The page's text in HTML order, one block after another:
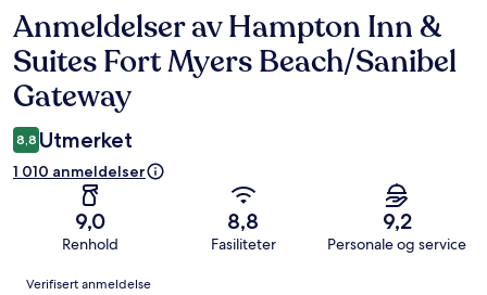
Anmeldelser
Anmeldelser av Hampton Inn &
Suites Fort Myers Beach/Sanibel
Gateway
8,8 Utmerket
1 010 anmeldelser
9,0
Renhold
8,8
Fasiliteter
9,2
Personale og service
Anmeldelser
Verifisert anmeldelse